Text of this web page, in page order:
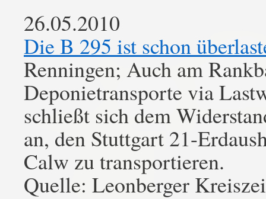
26.05.2010
Die B 295 ist schon
Renningen; Auch am
Deponietransporte via
schließt sich dem
an, den Stuttgart 21-
Calw zu transportieren.
Quelle: Leonberger